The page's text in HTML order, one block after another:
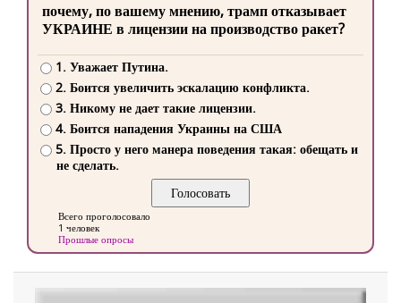
почему, по вашему мнению, трамп отказывает
УКРАИНЕ в лицензии на производство ракет?
1. Уважает Путина.
2. Боится увеличить эскалацию конфликта.
3. Никому не дает такие лицензии.
4. Боится нападения Украины на США
5. Просто у него манера поведения такая: обещать и
не сделать.
Всего проголосовало
1 человек
Прошлые опросы